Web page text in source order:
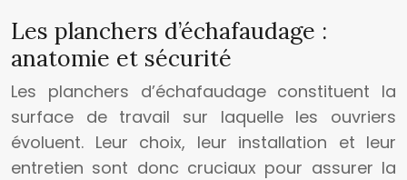
Les planchers d’échafaudage :
anatomie et sécurité
Les planchers d’échafaudage constituent la
surface de travail sur laquelle les ouvriers
évoluent. Leur choix, leur installation et leur
entretien sont donc cruciaux pour assurer la